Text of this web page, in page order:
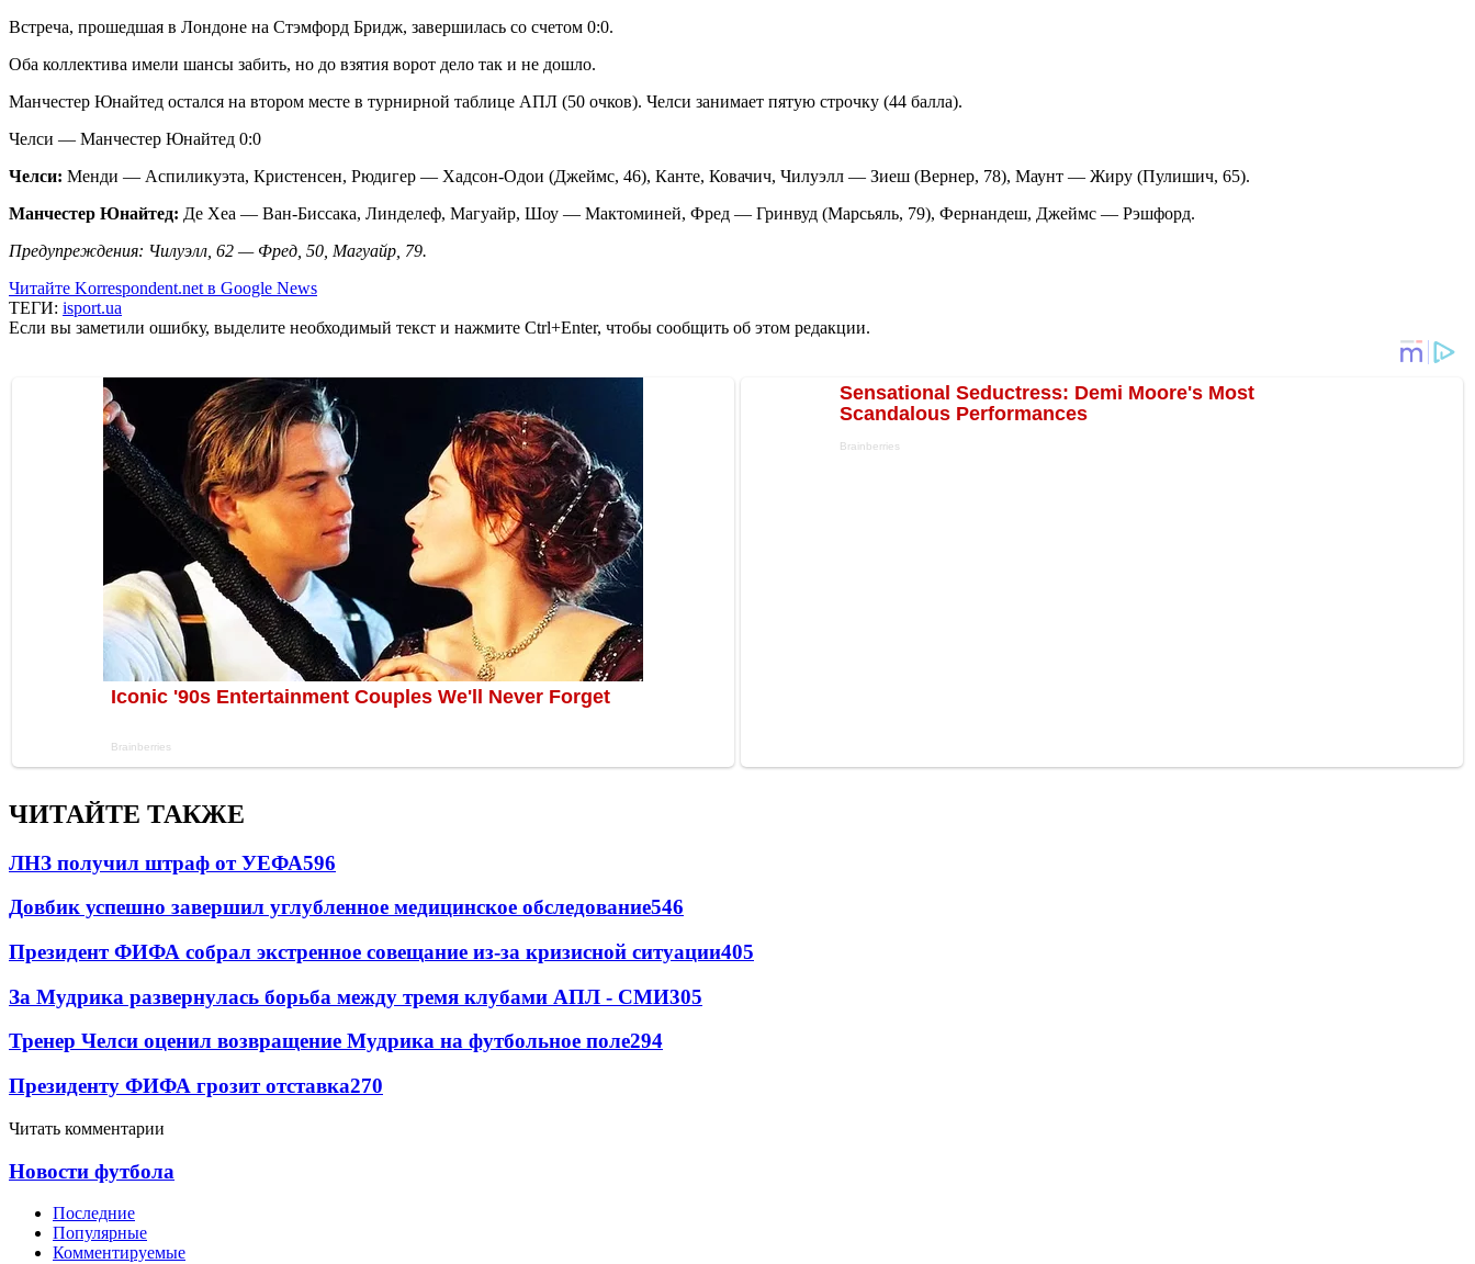
Встреча, прошедшая в Лондоне на Стэмфорд Бридж, завершилась со счетом 0:0.
Оба коллектива имели шансы забить, но до взятия ворот дело так и не дошло.
Манчестер Юнайтед остался на втором месте в турнирной таблице АПЛ (50 очков). Челси занимает пятую строчку (44 балла).
Челси — Манчестер Юнайтед 0:0
Челси: Менди — Аспиликуэта, Кристенсен, Рюдигер — Хадсон-Одои (Джеймс, 46), Канте, Ковачич, Чилуэлл — Зиеш (Вернер, 78), Маунт — Жиру (Пулишич, 65).
Манчестер Юнайтед: Де Хеа — Ван-Биссака, Линделеф, Магуайр, Шоу — Мактоминей, Фред — Гринвуд (Марсьяль, 79), Фернандеш, Джеймс — Рэшфорд.
Предупреждения: Чилуэлл, 62 — Фред, 50, Магуайр, 79.
Читайте Korrespondent.net в Google News
ТЕГИ: isport.ua
Если вы заметили ошибку, выделите необходимый текст и нажмите Ctrl+Enter, чтобы сообщить об этом редакции.
ЧИТАЙТЕ ТАКЖЕ
ЛНЗ получил штраф от УЕФА596
Довбик успешно завершил углубленное медицинское обследование546
Президент ФИФА собрал экстренное совещание из-за кризисной ситуации405
За Мудрика развернулась борьба между тремя клубами АПЛ - СМИ305
Тренер Челси оценил возвращение Мудрика на футбольное поле294
Президенту ФИФА грозит отставка270
Читать комментарии
Новости футбола
Последние
Популярные
Комментируемые